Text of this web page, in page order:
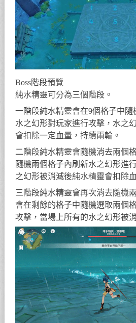
Boss階段預覽
純水精靈可分為三個階段。
一階段純水精靈會在9個格子中
水之幻形對玩家進行攻擊，水之
會扣除一定血量，持續兩輪。
二階段純水精靈會隨機消去兩個
隨機兩個格子內刷新水之幻形進
之幻形被消滅後純水精靈會扣除
三階段純水精靈會再次消去隨機
會在剩餘的格子中隨機選取兩個
攻擊，當場上所有的水之幻形被